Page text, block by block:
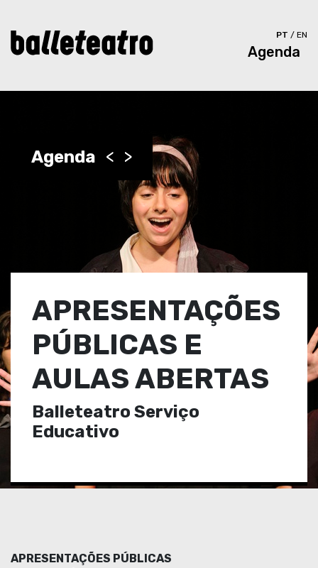
PT / EN
Agenda
Agenda < >
APRESENTAÇÕES
PÚBLICAS E
AULAS ABERTAS
Balleteatro Serviço
Educativo
APRESENTAÇÕES PÚBLICAS